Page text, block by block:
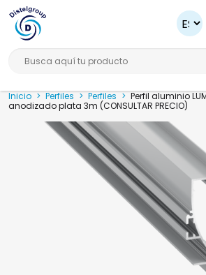
Busca aquí tu producto
Inicio > Perfiles > Perfiles > Perfil aluminio
anodizado plata 3m (CONSULTAR PRECIO)